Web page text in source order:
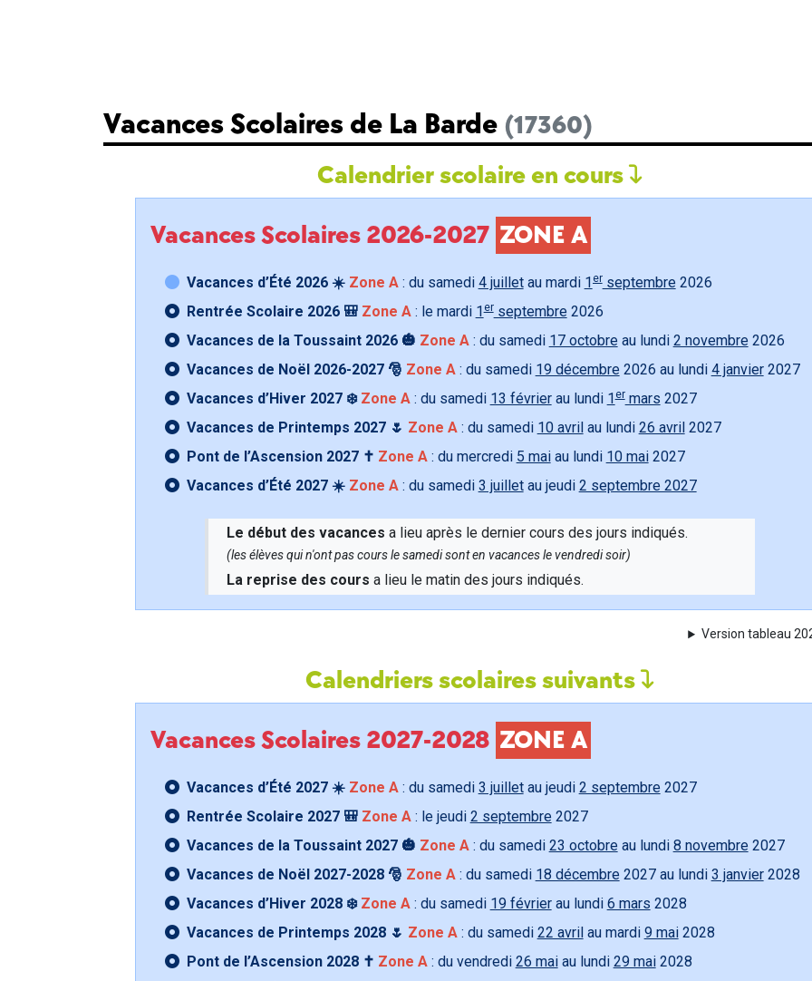
Vacances Scolaires de La Barde (17360)
Calendrier scolaire en cours
Vacances Scolaires 2026-2027 ZONE A
Vacances d’Été 2026 ☀️ Zone A: du samedi 4 juilletau mardi 1 erseptembre 2026
Rentrée Scolaire 2026 🎒 Zone A: le mardi 1erseptembre 2026
Vacances de la Toussaint 2026 🎃 Zone A: du samedi 17 octobre au lundi 2 novembre 2026
Vacances de Noël 2026-2027 🎅 Zone A: du samedi 19 décembre 2026 au lundi 4 janvier2027
Vacances d’Hiver 2027 ❄️ Zone A: du samedi 13 févrierau lundi 1ermars 2027
Vacances de Printemps 2027 🌷 Zone A: du samedi 10 avril au lundi 26 avril 2027
Pont de l’Ascension 2027 ✝️ Zone A: du mercredi 5 maiau lundi 10 mai2027
Vacances d’Été 2027 ☀️ Zone A: du samedi 3 juilletau jeudi 2 septembre 2027
Le début des vacances a lieu après le dernier cours des jours indiqués.
(les élèves qui n'ont pas cours le samedi sont en vacances le vendredi soir)
La reprise des cours a lieu le matin des jours indiqués.
Version tableau
Calendriers scolaires suivants
Vacances Scolaires 2027-2028 ZONE A
Vacances d’Été 2027 ☀️ Zone A: du samedi 3 juilletau jeudi 2 septembre 2027
Rentrée Scolaire 2027 🎒 Zone A: le jeudi 2 septembre 2027
Vacances de la Toussaint 2027 🎃 Zone A: du samedi 23 octobre au lundi 8 novembre 2027
Vacances de Noël 2027-2028 🎅 Zone A: du samedi 18 décembre 2027 au lundi 3 janvier2028
Vacances d’Hiver 2028 ❄️ Zone A: du samedi 19 févrierau lundi 6 mars 2028
Vacances de Printemps 2028 🌷 Zone A: du samedi 22 avril au mardi 9 mai2028
Pont de l’Ascension 2028 ✝️ Zone A: du vendredi 26 maiau lundi 29 mai2028